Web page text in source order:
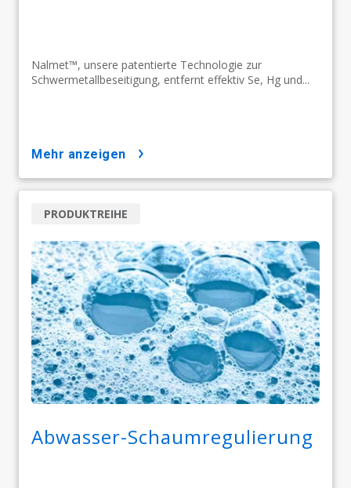
Nalmet™, unsere patentierte Technologie zur
Schwermetallbeseitigung, entfernt effektiv Se, Hg und...
mehr anzeigen
Abwasser-Schaumregulierung
PRODUKTREIHE